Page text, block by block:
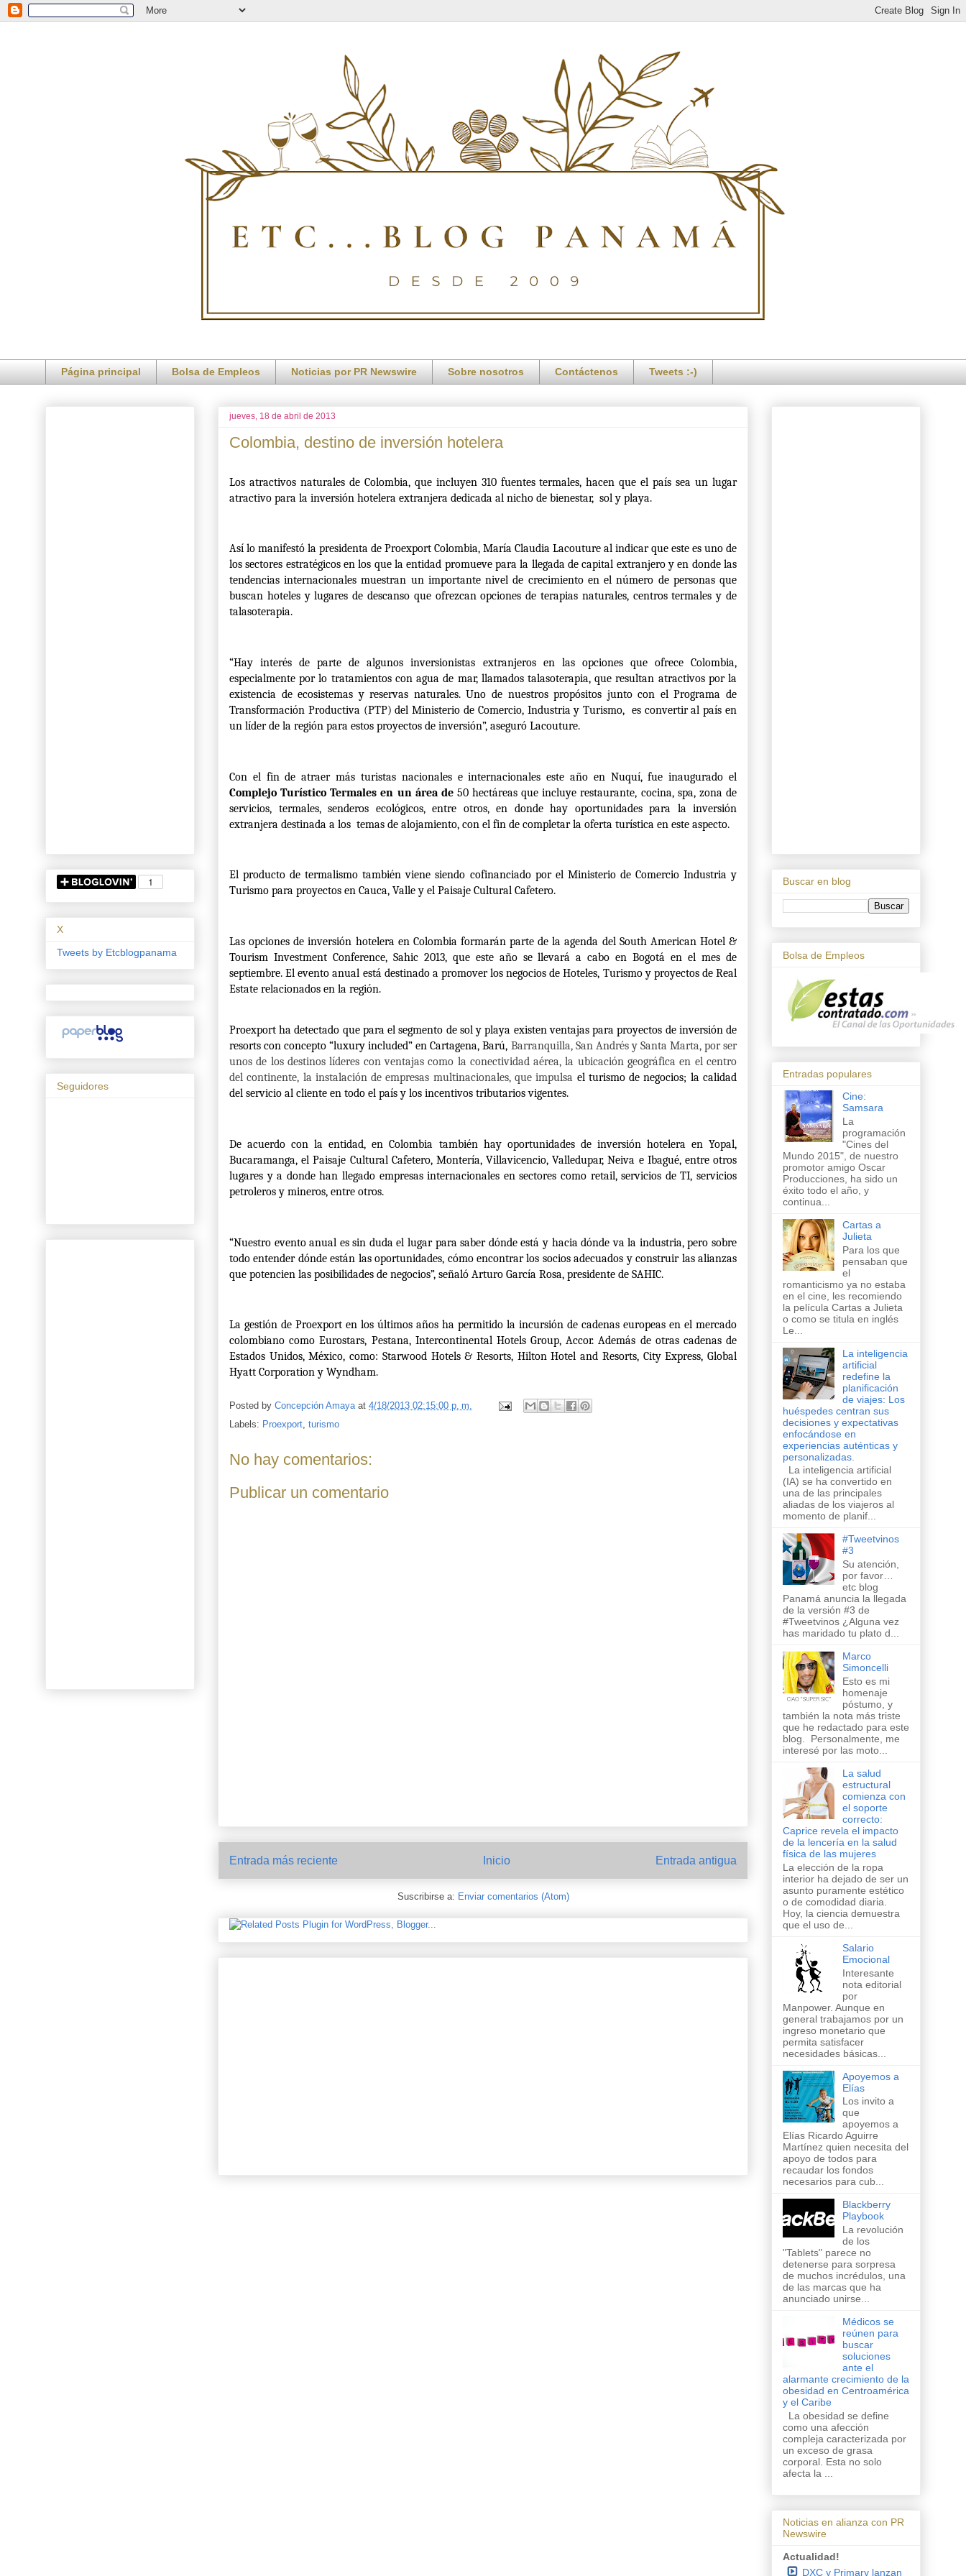
Página principal Bolsa de Empleos Noticias por PR Newswire Sobre nosotros Contáctenos Tweets :-)
jueves, 18 de abril de 2013
Colombia, destino de inversión hotelera
Los atractivos naturales de Colombia, que incluyen 310 fuentes termales, hacen que el país sea un lugar
atractivo para la inversión hotelera extranjera dedicada al nicho de bienestar, sol y playa.
Así lo manifestó la presidenta de Proexport Colombia, María Claudia Lacouture al indicar que este es uno de
los sectores estratégicos en los que la entidad promueve para la llegada de capital extranjero y en donde las
tendencias internacionales muestran un importante nivel de crecimiento en el número de personas que
buscan hoteles y lugares de descanso que ofrezcan opciones de terapias naturales, centros termales y de
talasoterapia.
“Hay interés de parte de algunos inversionistas extranjeros en las opciones que ofrece Colombia,
especialmente por lo tratamientos con agua de mar, llamados talasoterapia, que resultan atractivos por la
existencia de ecosistemas y reservas naturales. Uno de nuestros propósitos junto con el Programa de
Transformación Productiva (PTP) del Ministerio de Comercio, Industria y Turismo, es convertir al país en
un líder de la región para estos proyectos de inversión”, aseguró Lacouture.
Con el fin de atraer más turistas nacionales e internacionales este año en Nuquí, fue inaugurado el
Complejo Turístico Termales en un área de 50 hectáreas que incluye restaurante, cocina, spa, zona de
servicios, termales, senderos ecológicos, entre otros, en donde hay oportunidades para lainversión
extranjera destinada a los temas de alojamiento, con el fin de completar la oferta turística en este aspecto.
El producto de termalismo también viene siendo cofinanciado por el Ministerio de Comercio Industria y
Turismo para proyectos en Cauca, Valle y el Paisaje Cultural Cafetero.
Las opciones de inversión hotelera en Colombia formarán parte de la agenda del South American Hotel &
Tourism Investment Conference, Sahic 2013, que este año se llevará a cabo en Bogotá en el mes de
septiembre. El evento anual está destinado a promover los negocios de Hoteles, Turismo y proyectos de Real
Estate relacionados en la región.
Proexport ha detectado que para el segmento de sol y playa existen ventajas para proyectos de inversión de
resorts con concepto “luxury included” en Cartagena, Barú, Barranquilla, San Andrés y Santa Marta, por ser
unos de los destinos líderes con ventajas como la conectividad aérea, la ubicación geográfica en el centro
del continente, la instalación de empresas multinacionales, que impulsa el turismo de negocios; la calidad
del servicio al cliente en todo el país y los incentivos tributarios vigentes.
De acuerdo con la entidad, en Colombia también hay oportunidades de inversión hotelera en Yopal,
Bucaramanga, el Paisaje Cultural Cafetero, Montería, Villavicencio, Valledupar, Neiva e Ibagué, entre otros
lugares y a donde han llegado empresas internacionales en sectores como retail, servicios de TI, servicios
petroleros y mineros, entre otros.
“Nuestro evento anual es sin duda el lugar para saber dónde está y hacia dónde va la industria, pero sobre
todo entender dónde están las oportunidades, cómo encontrar los socios adecuados y construir las alianzas
que potencien las posibilidades de negocios”, señaló Arturo García Rosa, presidente de SAHIC.
La gestión de Proexport en los últimos años ha permitido la incursión de cadenas europeas en el mercado
colombiano como Eurostars, Pestana, Intercontinental Hotels Group, Accor. Además de otras cadenas de
Estados Unidos, México, como: Starwood Hotels & Resorts, Hilton Hotel and Resorts, City Express, Global
Hyatt Corporation y Wyndham.
Posted by Concepción Amaya at 4/18/2013 02:15:00 p. m.
Labels: Proexport, turismo
No hay comentarios:
Publicar un comentario
Entrada más reciente Entrada antigua
Inicio
Suscribirse a: Enviar comentarios (Atom)
X
Tweets by Etcblogpanama
Seguidores
Buscar en blog
Bolsa de Empleos
Entradas populares
Cine:
Samsara
La
programación
"Cines del
Mundo 2015", de nuestro
promotor amigo Oscar
Producciones, ha sido un
éxito todo el año, y
continua...
Cartas a
Julieta
Para los que
pensaban que
el
romanticismo ya no estaba
en el cine, les recomiendo
la película Cartas a Julieta
o como se titula en inglés
Le...
La inteligencia
artificial
redefine la
planificación
de viajes: Los
huéspedes centran sus
decisiones y expectativas
enfocándose en
experiencias auténticas y
personalizadas.
La inteligencia artificial
(IA) se ha convertido en
una de las principales
aliadas de los viajeros al
momento de planif...
#Tweetvinos
#3
Su atención,
por favor…
etc blog
Panamá anuncia la llegada
de la versión #3 de
#Tweetvinos ¿Alguna vez
has maridado tu plato d...
Marco
Simoncelli
Esto es mi
homenaje
póstumo, y
también la nota más triste
que he redactado para este
blog. Personalmente, me
interesé por las moto...
La salud
estructural
comienza con
el soporte
correcto:
Caprice revela el impacto
de la lencería en la salud
física de las mujeres
La elección de la ropa
interior ha dejado de ser un
asunto puramente estético
o de comodidad diaria.
Hoy, la ciencia demuestra
que el uso de...
Salario
Emocional
Interesante
nota editorial
por
Manpower. Aunque en
general trabajamos por un
ingreso monetario que
permita satisfacer
necesidades básicas...
Apoyemos a
Elías
Los invito a
que
apoyemos a
Elías Ricardo Aguirre
Martínez quien necesita del
apoyo de todos para
recaudar los fondos
necesarios para cub...
Blackberry
Playbook
La revolución
de los
"Tablets" parece no
detenerse para sorpresa
de muchos incrédulos, una
de las marcas que ha
anunciado unirse...
Médicos se
reúnen para
buscar
soluciones
ante el
alarmante crecimiento de la
obesidad en Centroamérica
y el Caribe
La obesidad se define
como una afección
compleja caracterizada por
un exceso de grasa
corporal. Esta no solo
afecta la ...
Noticias en alianza con PR
Newswire
Actualidad!
DXC y Primary lanzan